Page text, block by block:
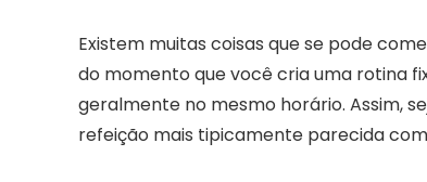
Existem muitas coisas que se pode
do momento que você cria uma rotina
geralmente no mesmo horário. Assim,
refeição mais tipicamente parecida